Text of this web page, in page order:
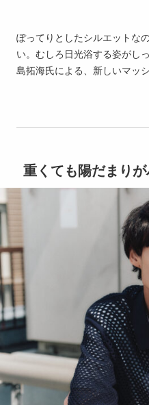
ぽってりとしたシルエットな
い。むしろ日光浴する姿がし
島拓海氏による、新しいマッ
重くても陽だまり